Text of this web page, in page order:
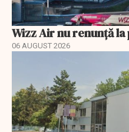
Wizz Air nu renunță
06 AUGUST 2026